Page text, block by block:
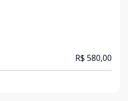
R$ 580,00